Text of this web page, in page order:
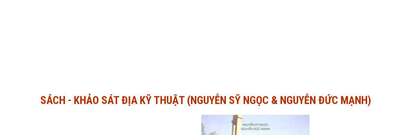
SÁCH - KHẢO SÁT ĐỊA KỸ THUẬT (NGUYỄN SỸ NGỌC & NGUYỄN ĐỨC MẠNH)